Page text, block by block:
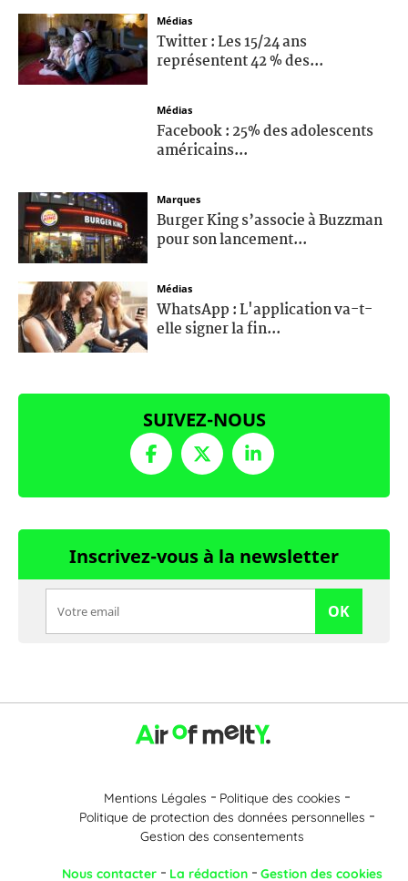
Médias
Twitter : Les 15/24 ans
représentent 42 % des...
Médias
Facebook : 25% des adolescents
américains...
Marques
Burger King s’associe à Buzzman
pour son lancement...
Médias
WhatsApp : L'application va-t-
elle signer la fin...
SUIVEZ-NOUS
Inscrivez-vous à la newsletter
OK
Mentions Légales
Politique des cookies
Politique de protection des données personnelles
Gestion des consentements
Nous contacter La rédaction Gestion des cookies